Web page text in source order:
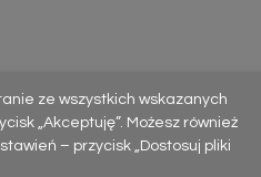
ze wszystkich wskazanych
„Akceptuję”. Możesz również
– przycisk „Dostosuj pliki